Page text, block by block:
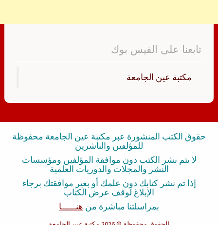
تابعنا على الفيس بوك
‏مكتبة عين الجامعة‏
حقوق الكتب المنشورة عبر مكتبة عين الجامعة محفوظة
للمؤلفين والناشرين
لا يتم نشر الكتب دون موافقة المؤلفين ومؤسسات
النشر والمجلات والدوريات العلمية
إذا تم نشر كتابك دون علمك أو بغير موافقتك برجاء
الإبلاغ لوقف عرض الكتاب
بمراسلتنا مباشرة من هنــــــا